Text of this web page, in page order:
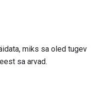
miks sa oled tugev
sa arvad.